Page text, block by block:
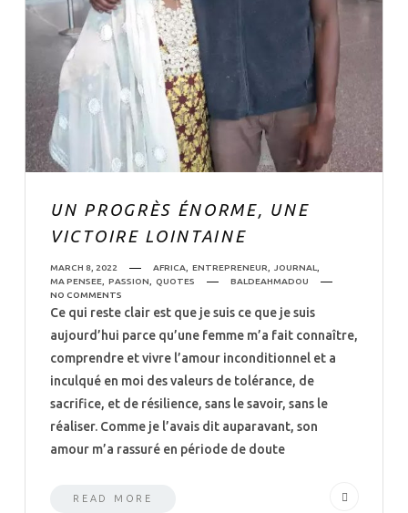
UN PROGRÈS ÉNORME, UNE
VICTOIRE LOINTAINE
MARCH 8, 2022 AFRICA ENTREPRENEUR JOURNAL
MA PENSEE
PASSION QUOTES
BALDEAHMADOU
NO COMMENTS
Ce qui reste clair est que je suis ce que je suis
aujourd’hui parce qu’une femme m’a fait connaître,
comprendre et vivre l’amour inconditionnel et a
inculqué en moi des valeurs de tolérance, de
sacrifice, et de résilience, sans le savoir, sans le
réaliser. Comme je l’avais dit auparavant, son
amour m’a rassuré en période de doute
READ MORE